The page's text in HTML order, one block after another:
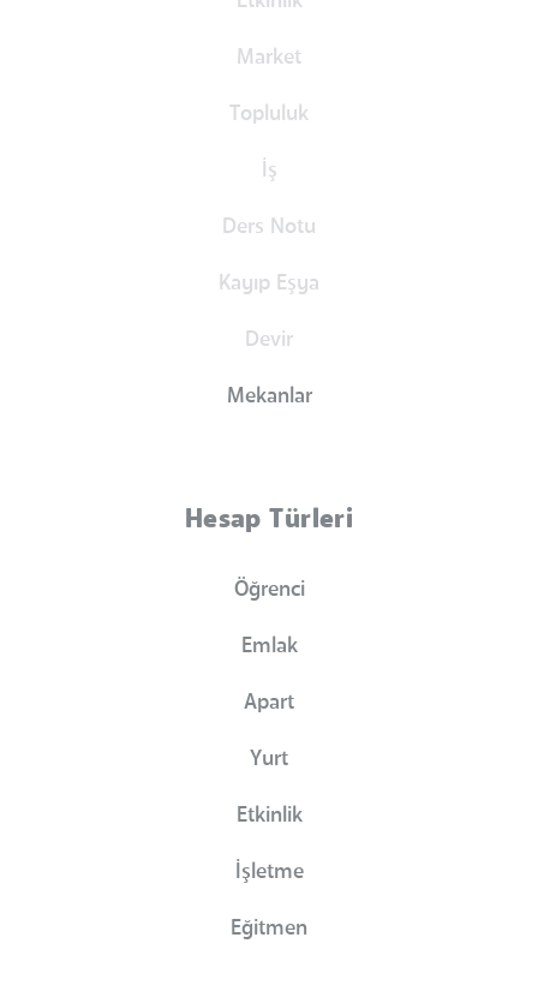
Market
Topluluk
İş
Ders Notu
Kayıp Eşya
Devir
Mekanlar
Hesap Türleri
Öğrenci
Emlak
Apart
Yurt
Etkinlik
İşletme
Eğitmen